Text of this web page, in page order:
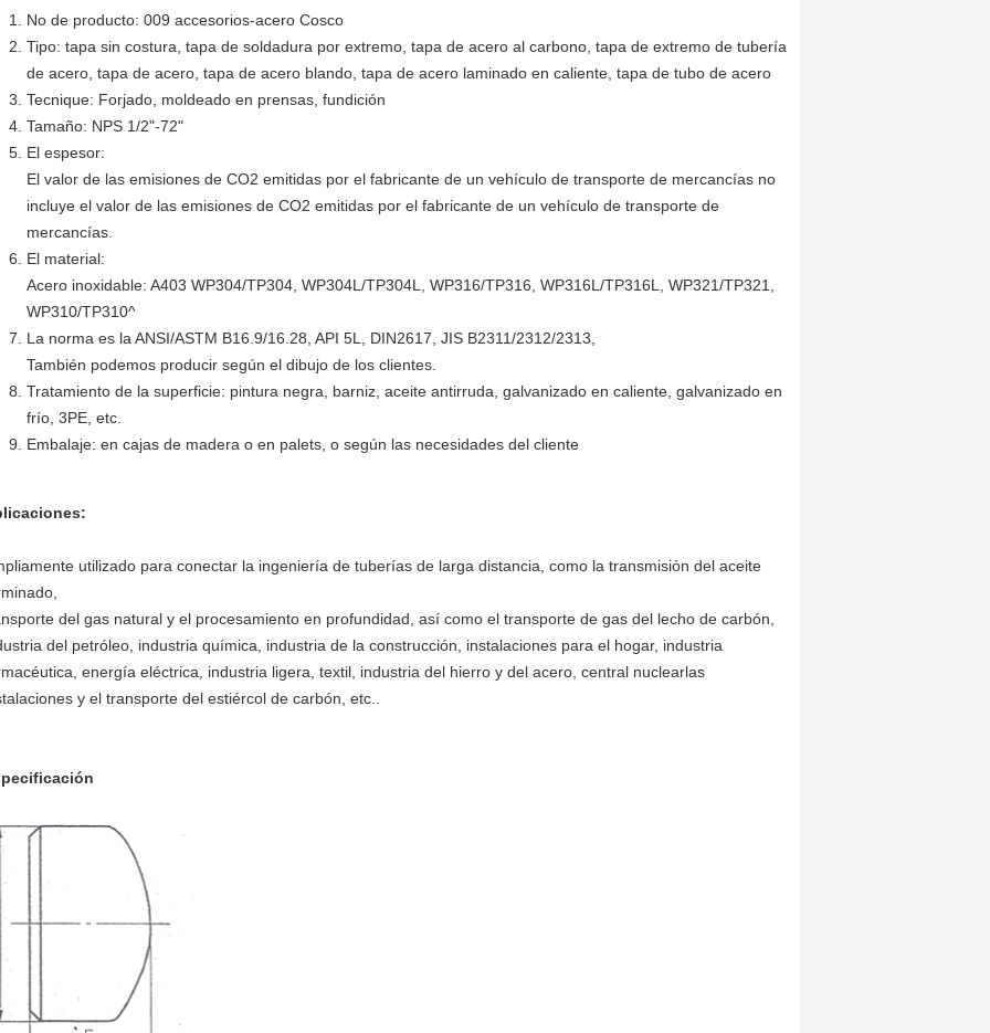
No de producto: 009 accesorios-acero Cosco
Tipo: tapa sin costura, tapa de soldadura por extremo, tapa de acero al carbono, tapa de extremo de tubería
de acero, tapa de acero, tapa de acero blando, tapa de acero laminado en caliente, tapa de tubo de acero
Tecnique: Forjado, moldeado en prensas, fundición
Tamaño: NPS 1/2"-72"
El espesor:
El valor de las emisiones de CO2 emitidas por el fabricante de un vehículo de transporte de mercancías no
incluye el valor de las emisiones de CO2 emitidas por el fabricante de un vehículo de transporte de
mercancías.
El material:
Acero inoxidable: A403 WP304/TP304, WP304L/TP304L, WP316/TP316, WP316L/TP316L, WP321/TP321,
WP310/TP310^
La norma es la ANSI/ASTM B16.9/16.28, API 5L, DIN2617, JIS B2311/2312/2313,
También podemos producir según el dibujo de los clientes.
Tratamiento de la superficie: pintura negra, barniz, aceite antirruda, galvanizado en caliente, galvanizado en
frío, 3PE, etc.
Embalaje: en cajas de madera o en palets, o según las necesidades del cliente
utilizado para conectar la ingeniería de tuberías de larga distancia, como la transmisión del aceite
del gas natural y el procesamiento en profundidad, así como el transporte de gas del lecho de carbón,
del petróleo, industria química, industria de la construcción, instalaciones para el hogar, industria
energía eléctrica, industria ligera, textil, industria del hierro y del acero, central nuclearlas
y el transporte del estiércol de carbón, etc..